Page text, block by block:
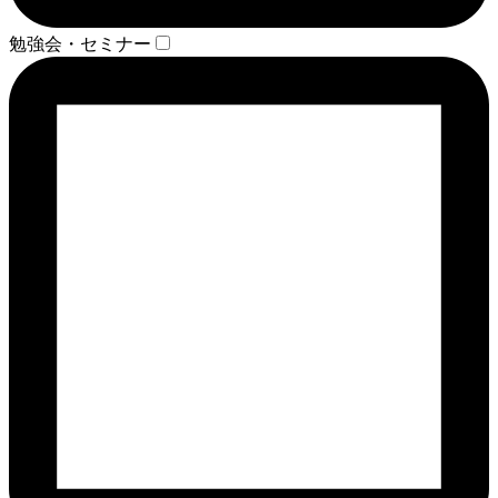
勉強会・セミナー